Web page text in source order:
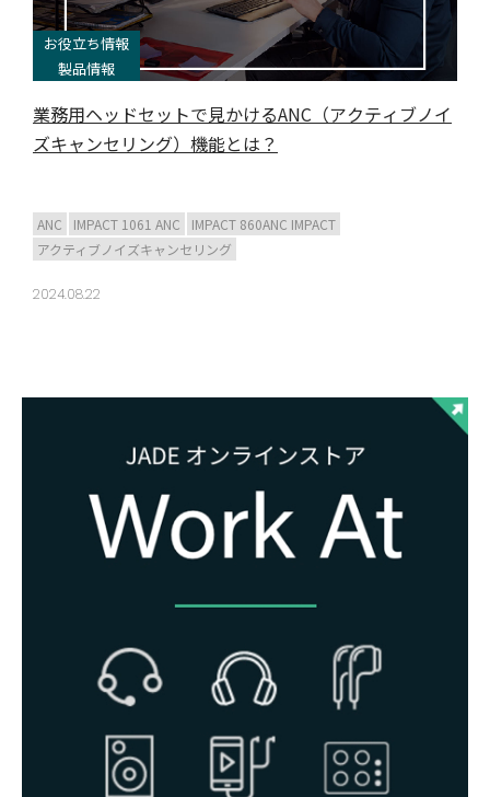
お役立ち情報
製品情報
業務用ヘッドセットで見かけるANC（アクティブノイ
ズキャンセリング）機能とは？
ANC IMPACT 1061 ANC
IMPACT 860ANC IMPACT
アクティブノイズキャンセリング
2024.08.22